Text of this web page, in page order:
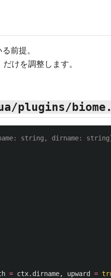
前提。
けを調整します。
plugins/
string, dirname:
= ctx. dirname, upward =